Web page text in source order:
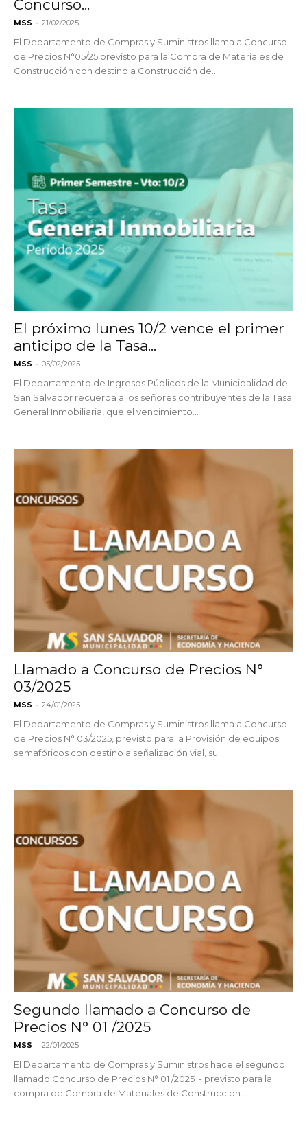
Concurso...
MSS - 21/02/2025
El Departamento de Compras y Suministros llama a Concurso
de Precios N°05/25 previsto para la Compra de Materiales de
Construcción con destino a Construcción de...
El próximo lunes 10/2 vence el primer
anticipo de la Tasa...
MSS - 05/02/2025
El Departamento de Ingresos Públicos de la Municipalidad de
San Salvador recuerda a los señores contribuyentes de la Tasa
General Inmobiliaria, que el vencimiento...
Llamado a Concurso de Precios N°
03/2025
MSS - 24/01/2025
El Departamento de Compras y Suministros llama a Concurso
de Precios N° 03/2025, previsto para la Provisión de equipos
semafóricos con destino a señalización vial, su...
Segundo llamado a Concurso de
Precios N° 01 /2025
MSS - 22/01/2025
El Departamento de Compras y Suministros hace el segundo
llamado Concurso de Precios N° 01 /2025 - previsto para la
compra de Compra de Materiales de Construcción...